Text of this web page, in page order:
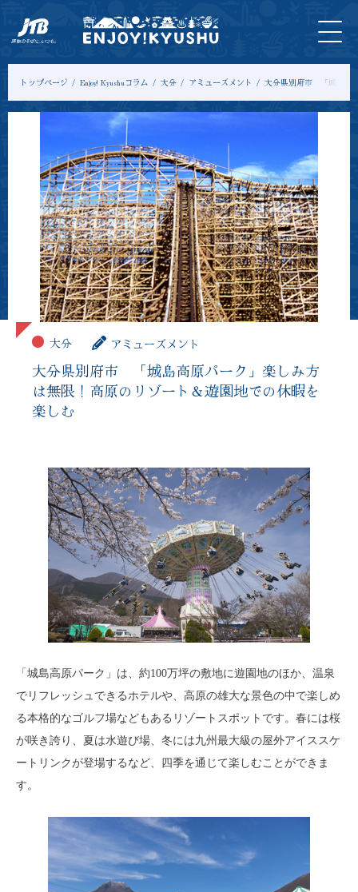
トップページ Enjoy! Kyushuコラム 大分 アミューズメント 大分県別府市 「城島高
大分 アミューズメント
大分県別府市 「城島高原パーク」楽しみ方
は無限！高原のリゾート＆遊園地での休暇を
楽しむ
「城島高原パーク」は、約100万坪の敷地に遊園地のほか、温泉
でリフレッシュできるホテルや、高原の雄大な景色の中で楽しめ
る本格的なゴルフ場などもあるリゾートスポットです。春には桜
が咲き誇り、夏は水遊び場、冬には九州最大級の屋外アイススケ
ートリンクが登場するなど、四季を通じて楽しむことができま
す。
HOME
最新
情報
ツアー
＆体験
入
場
券
宿
泊